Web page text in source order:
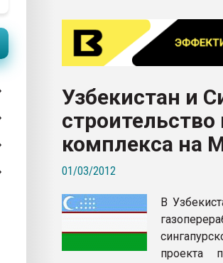
Всё, что касается выдува ПЭТ
Материал поверхности пуансона для
Продам отходы Композиция
поликарбоната и АБС-пластика
Armaloy PC/ABS-1IM черный цвет
Узбекистан и
строительство
комплекса на
01/03/2012
В
проекта